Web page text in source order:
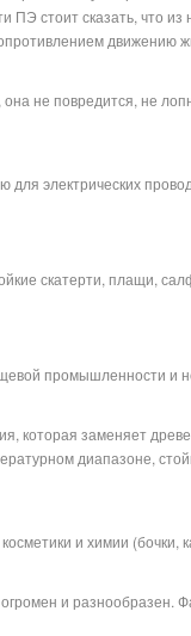
стоит сказать, что из
движению
не повредится, не
электрических
скатерти, плащи,
промышленности и
которая заменяет
диапазоне,
и химии (бочки,
и разнообразен.